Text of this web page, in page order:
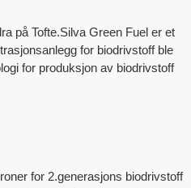
på Tofte.Silva Green Fuel er et
for biodrivstoff ble
for produksjon av biodrivstoff
for 2.generasjons biodrivstoff